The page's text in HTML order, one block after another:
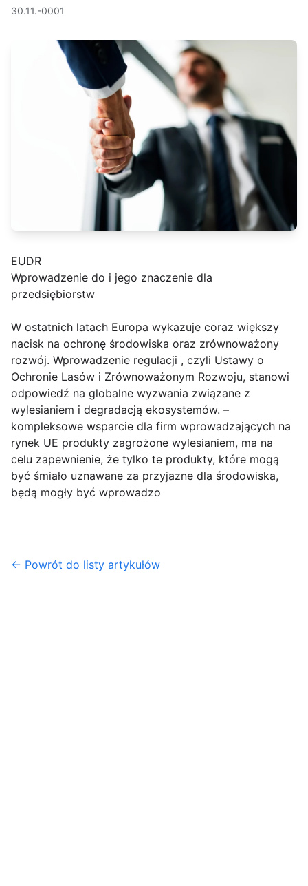
30.11.-0001
EUDR
Wprowadzenie do i jego znaczenie dla
przedsiębiorstw
W ostatnich latach Europa wykazuje coraz większy
nacisk na ochronę środowiska oraz zrównoważony
rozwój. Wprowadzenie regulacji , czyli Ustawy o
Ochronie Lasów i Zrównoważonym Rozwoju, stanowi
odpowiedź na globalne wyzwania związane z
wylesianiem i degradacją ekosystemów. –
kompleksowe wsparcie dla firm wprowadzających na
rynek UE produkty zagrożone wylesianiem, ma na
celu zapewnienie, że tylko te produkty, które mogą
być śmiało uznawane za przyjazne dla środowiska,
będą mogły być wprowadzo
← Powrót do listy artykułów